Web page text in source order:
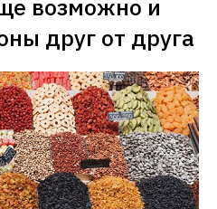
возможно и
друг от друга